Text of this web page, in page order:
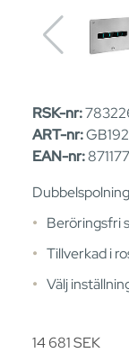
RSK-nr:
ART-nr:
EAN-nr:
Beröringsfri
Tillverkad i
Välj
14 681SEK